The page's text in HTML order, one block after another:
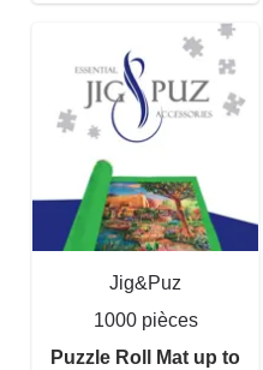
Jig&Puz
1000 pièces
Puzzle Roll Mat up to